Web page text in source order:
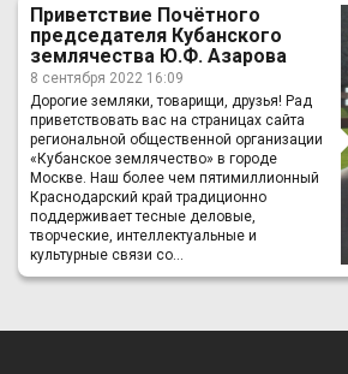
Приветствие Почётного
председателя Кубанского
землячества Ю.Ф. Азарова
8 сентября 2022 16:09
Дорогие земляки, товарищи, друзья! Рад
приветствовать вас на страницах сайта
региональной общественной организации
«Кубанское землячество» в городе
Москве. Наш более чем пятимиллионный
Краснодарский край традиционно
поддерживает тесные деловые,
творческие, интеллектуальные и
культурные связи со...